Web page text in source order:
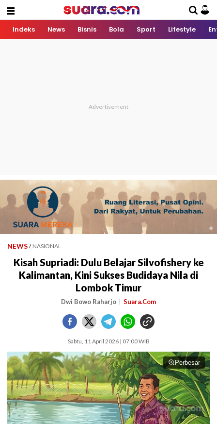
Indeks News Bisnis Bola Sport Lifestyle
NEWS / NASIONAL
Kisah Supriadi: Dulu Belajar Silvofishery ke
Kalimantan, Kini Sukses Budidaya Nila di
Lombok Timur
Dwi Bowo Raharjo Suara.Com
Sabtu, 11 April 2026 | 07:00 WIB
Perbesar